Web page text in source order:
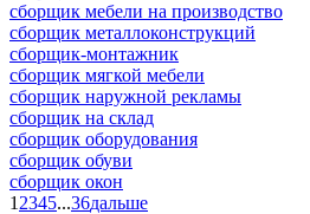
сборщик мебели на производство
сборщик металлоконструкций
сборщик-монтажник
сборщик мягкой мебели
сборщик наружной рекламы
сборщик на склад
сборщик оборудования
сборщик обуви
сборщик окон
1 2345...36дальше